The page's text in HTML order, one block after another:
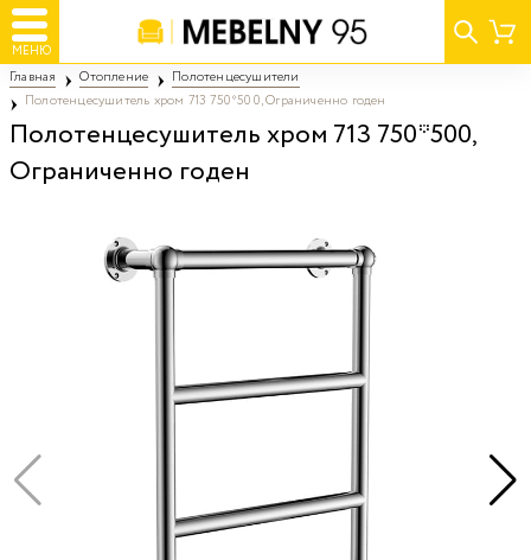
МЕНЮ
Главная Отопление
Полотенцесушители
Полотенцесушитель хром 713 750*500, Ограниченно годен
Полотенцесушитель хром 713 750*500,
Ограниченно годен